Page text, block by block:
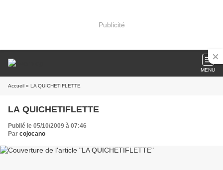
Publicité
MENU
Accueil » LA QUICHETIFLETTE
LA QUICHETIFLETTE
Publié le 05/10/2009 à 07:46
Par cojocano